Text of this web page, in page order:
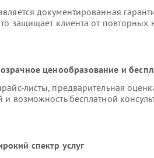
документированная
защищает клиента от повторных
ценообразование и
листы, предварительная
и возможность бесплатной
спектр услуг